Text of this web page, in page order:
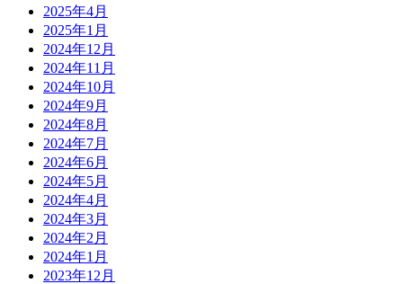
2025年4月
2025年1月
2024年12月
2024年11月
2024年10月
2024年9月
2024年8月
2024年7月
2024年6月
2024年5月
2024年4月
2024年3月
2024年2月
2024年1月
2023年12月